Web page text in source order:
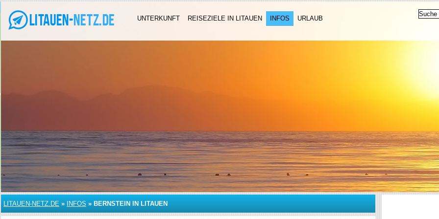
UNTERKUNFT REISEZIELE IN LITAUEN INFOS URLAUB
LITAUEN-NETZ.DE » INFOS » BERNSTEIN IN LITAUEN